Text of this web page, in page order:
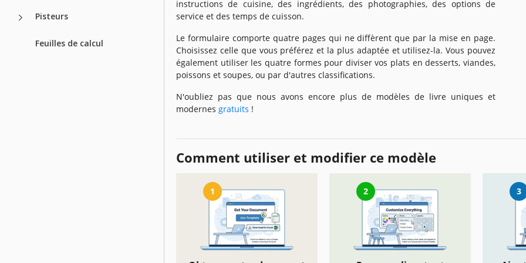
Pisteurs
Feuilles de calcul
instructions de cuisine, des ingrédients, des photographies, des options de
service et des temps de cuisson.
Le formulaire comporte quatre pages qui ne diffèrent que par la mise en page.
Choisissez celle que vous préférez et la plus adaptée et utilisez-la. Vous pouvez
également utiliser les quatre formes pour diviser vos plats en desserts, viandes,
poissons et soupes, ou par d'autres classifications.
N'oubliez pas que nous avons encore plus de modèles de livre uniques et
modernes gratuits !
Comment utiliser et modifier ce modèle
1 2 3